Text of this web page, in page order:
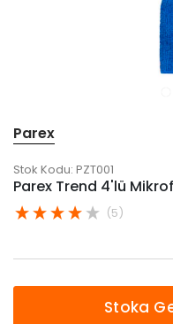
Parex
Stok Kodu: PZT001
Parex Trend 4'lü
(5)
Stoka